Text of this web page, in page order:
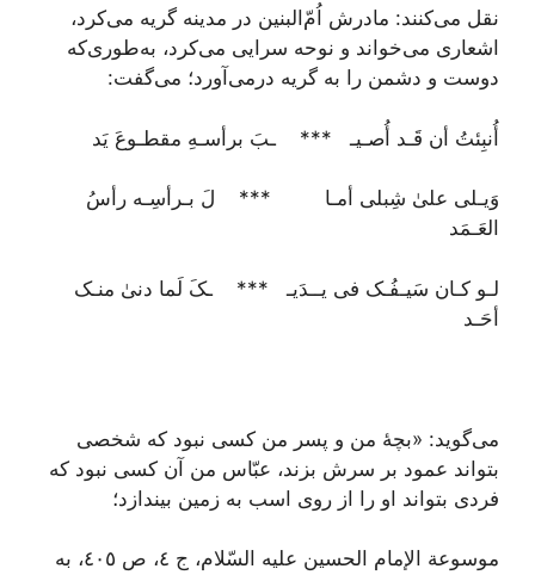
نقل می‌کنند: مادرش اُمّ‌البنین در مدینه گریه می‌کرد،
اشعاری می‌خواند و نوحه‌ سرایی می‌کرد، به‌طوری‌که
دوست و دشمن را به گریه درمی‌آورد؛ می‌گفت:
أُنبِئتُ أن قَـد أُصـیـ *** ـبَ برأسـهِ مقطـوعَ یَد
وَیـلی علیٰ شِبلی أمـا *** لَ بـرأسِـه رأسُ
العَـمَد
لـو کـان سَیـفُـک فی یــدَیـ *** ـکَ لَما دنیٰ منـک
أحَـد
می‌گوید: «بچۀ من و پسر من کسی نبود که شخصی
بتواند عمود بر سرش بزند، عبّاس من آن کسی نبود که
فردی بتواند او را از روی اسب به زمین بیندازد؛
موسوعة الإمام الحسین علیه السّلام، ج ٤، ص ٤٠٥، به